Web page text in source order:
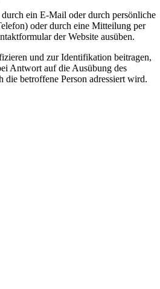
ein E-Mail oder durch persönliche
oder durch eine Mitteilung per
der Website ausüben.
und zur Identifikation beitragen,
Antwort auf die Ausübung des
die betroffene Person adressiert wird.